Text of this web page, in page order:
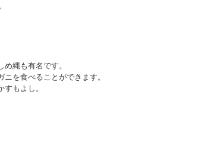
縄も有名です。
を食べることができます。
もよし。